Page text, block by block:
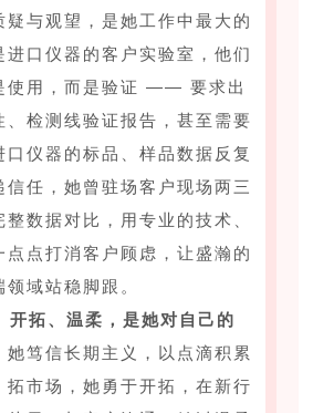
疑与观望，是她工作中最大的
进口仪器的客户实验室，他们
使用，而是验证 —— 要求出
、检测线验证报告，甚至需要
口仪器的标品、样品数据反复
信任，她曾驻场客户现场两三
数据对比，用专业的技术、
点点打消客户顾虑，让盛瀚的
域站稳脚跟。
开拓、温柔，是她对自己的
她笃信长期主义，以点滴积累
拓市场，她勇于开拓，在新行